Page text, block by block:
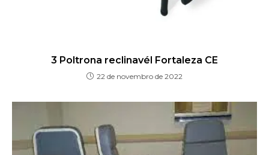
3 Poltrona reclinavél Fortaleza CE
22 de novembro de 2022